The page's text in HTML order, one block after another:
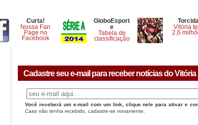
Curta!
Nossa Fan
Page no
Facebook
GloboEsport
e
Tabela de
classificação
Vitória
2,6
Cadastre seu e-mail para receber notícias do Vitória
Você receberá um e-mail com um link, clique nele para ativar e
Caso não tenha recebido, cadastre-se novamente.